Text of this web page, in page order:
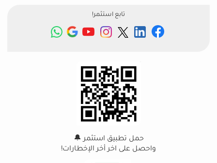
تابع استثمر!
حمل تطبيق استثمر 🔔
واحصل على اخر أخر الإخطارات!